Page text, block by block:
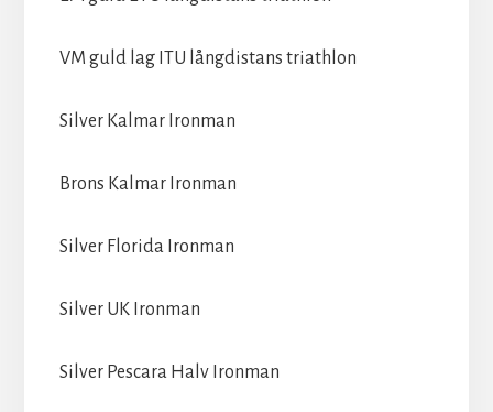
VM guld lag ITU långdistans triathlon
Silver Kalmar Ironman
Brons Kalmar Ironman
Silver Florida Ironman
Silver UK Ironman
Silver Pescara Halv Ironman